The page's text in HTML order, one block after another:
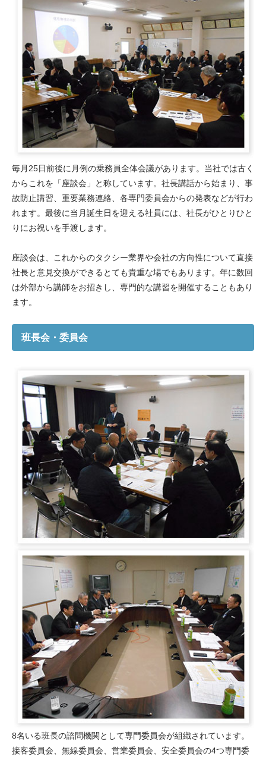
毎月25日前後に月例の乗務員全体会議があります。当社では古く
からこれを「座談会」と称しています。社長講話から始まり、事
故防止講習、重要業務連絡、各専門委員会からの発表などが行わ
れます。最後に当月誕生日を迎える社員には、社長がひとりひと
りにお祝いを手渡します。
座談会は、これからのタクシー業界や会社の方向性について直接
社長と意見交換ができるとても貴重な場でもあります。年に数回
は外部から講師をお招きし、専門的な講習を開催することもあり
ます。
班長会・委員会
8名いる班長の諮問機関として専門委員会が組織されています。
接客委員会、無線委員会、営業委員会、安全委員会の4つ専門委